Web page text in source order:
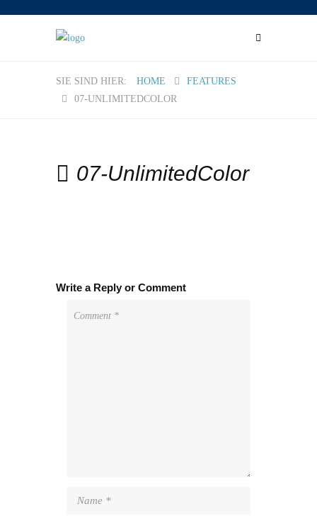
HOME
FEATURES
07-UNLIMITEDCOLOR
07-UnlimitedColor
Write a Reply or Comment